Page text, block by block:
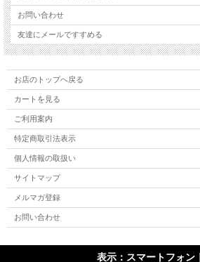
お問い合わせ
友達にメールですすめる
お店のトップへ戻る
カートを見る
ご利用案内
特定商取引法表示
個人情報の取扱い
サイトマップ
メルマガ登録
お問い合わせ
表示：スマートフォン｜